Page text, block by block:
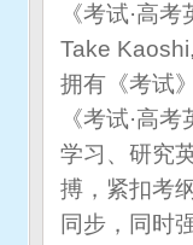
《考试·高
Take
拥有《考试
《考试·高
学习、研究
搏，紧扣考
同步，同时